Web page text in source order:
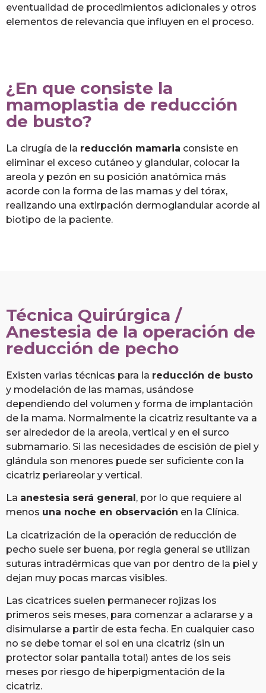
eventualidad de procedimientos adicionales y otros
elementos de relevancia que influyen en el proceso.
¿En que consiste la
mamoplastia de reducción
de busto?
La cirugía de la reducción mamaria consiste en
eliminar el exceso cutáneo y glandular, colocar la
areola y pezón en su posición anatómica más
acorde con la forma de las mamas y del tórax,
realizando una extirpación dermoglandular acorde al
biotipo de la paciente.
Técnica Quirúrgica /
Anestesia de la operación de
reducción de pecho
Existen varias técnicas para la reducción de busto
y modelación de las mamas, usándose
dependiendo del volumen y forma de implantación
de la mama. Normalmente la cicatriz resultante va a
ser alrededor de la areola, vertical y en el surco
submamario. Si las necesidades de escisión de piel y
glándula son menores puede ser suficiente con la
cicatriz periareolar y vertical.
La anestesia será general , por lo que requiere al
menos una noche en observación en la Clínica.
La cicatrización de la operación de reducción de
pecho suele ser buena, por regla general se utilizan
suturas intradérmicas que van por dentro de la piel y
dejan muy pocas marcas visibles.
Las cicatrices suelen permanecer rojizas los
primeros seis meses, para comenzar a aclararse y a
disimularse a partir de esta fecha. En cualquier caso
no se debe tomar el sol en una cicatriz (sin un
protector solar pantalla total) antes de los seis
meses por riesgo de hiperpigmentación de la
cicatriz.